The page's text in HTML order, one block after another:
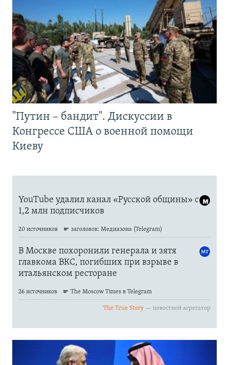
"Путин – бандит". Дискуссии в
Конгрессе США о военной помощи
Киеву